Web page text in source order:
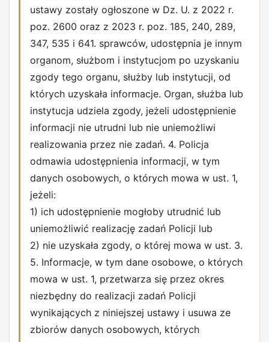
ustawy zostały ogłoszone w Dz. U. z 2022 r.
poz. 2600 oraz z 2023 r. poz. 185, 240, 289,
347, 535 i 641. sprawców, udostępnia je innym
organom, służbom i instytucjom po uzyskaniu
zgody tego organu, służby lub instytucji, od
których uzyskała informacje. Organ, służba lub
instytucja udziela zgody, jeżeli udostępnienie
informacji nie utrudni lub nie uniemożliwi
realizowania przez nie zadań. 4. Policja
odmawia udostępnienia informacji, w tym
danych osobowych, o których mowa w ust. 1,
jeżeli:
1) ich udostępnienie mogłoby utrudnić lub
uniemożliwić realizację zadań Policji lub
2) nie uzyskała zgody, o której mowa w ust. 3.
5. Informacje, w tym dane osobowe, o których
mowa w ust. 1, przetwarza się przez okres
niezbędny do realizacji zadań Policji
wynikających z niniejszej ustawy i usuwa ze
zbiorów danych osobowych, których